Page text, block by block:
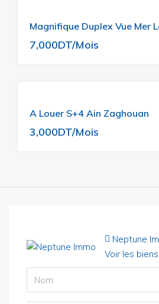
ON AIME
BEAUCOUP
Magnifique Duplex Vue Mer
7,000DT/Mois
LOUER
A Louer S+4 Ain Zaghouan
3,000DT/Mois
Neptune
Voir les biens